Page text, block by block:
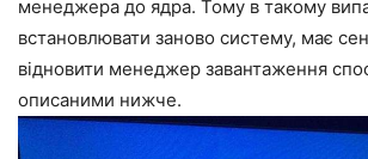
менеджера до ядра. Тому в такому
встановлювати заново систему, має
відновити менеджер завантаження
описаними нижче.